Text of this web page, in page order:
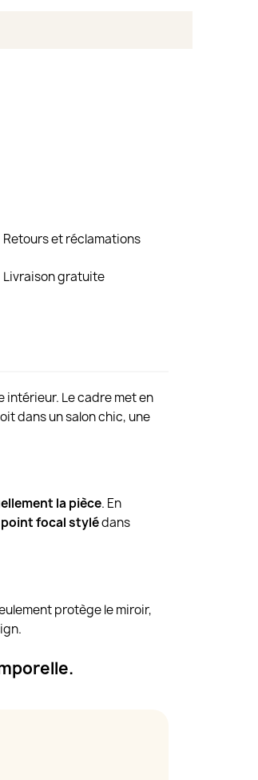
Retours et réclamations
Livraison gratuite
intérieur. Le cadre met en
dans un salon chic, une
la pièce. En
focal stylédans
protège le miroir,